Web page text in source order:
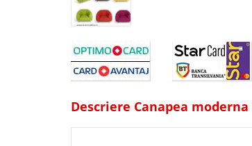
Descriere Canapea